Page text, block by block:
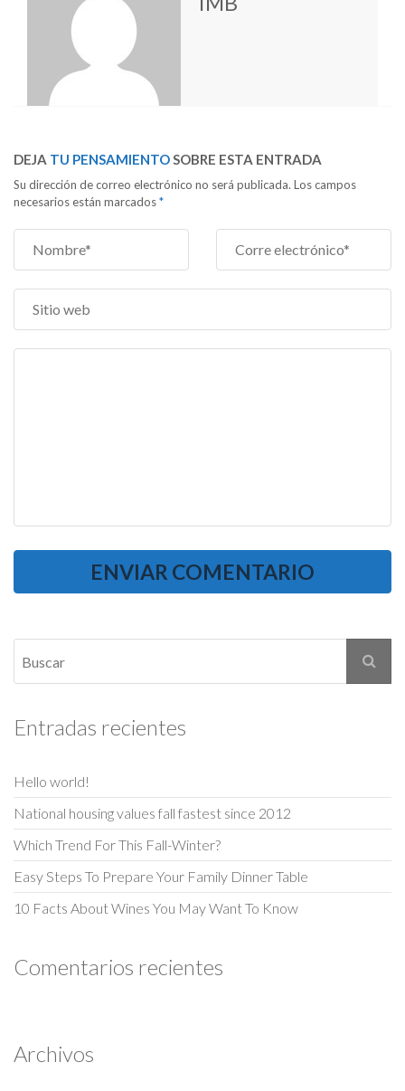
DEJA TU PENSAMIENTOSOBRE ESTA ENTRADA
Su dirección de correo electrónico no será publicada. Los campos
necesarios están marcados*
Entradas recientes
Hello world!
National housing values fall fastest since 2012
Which Trend For This Fall-Winter?
Easy Steps To Prepare Your Family Dinner Table
10 Facts About Wines You May Want To Know
Comentarios recientes
Archivos